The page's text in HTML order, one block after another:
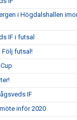
i Högdalshallen
IF i futsal
Följ futsal!
IF
inför 2020